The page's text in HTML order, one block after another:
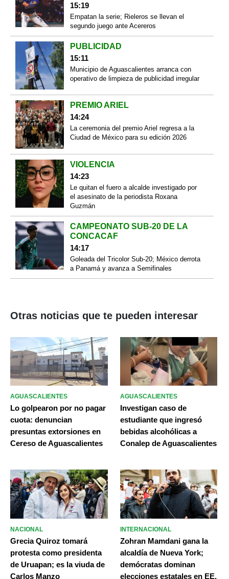
15:19
Empatan la serie; Rieleros se llevan el
segundo juego ante Acereros
PUBLICIDAD
15:11
Municipio de Aguascalientes arranca con
operativo de limpieza de publicidad irregular
PREMIO ARIEL
14:24
La ceremonia del premio Ariel regresa a la
Ciudad de México para su edición 2026
VIOLENCIA
14:23
Le quitan el fuero a alcalde investigado por
el asesinato de la periodista Roxana
Guzmán
CAMPEONATO SUB-20 DE LA
CONCACAF
14:17
Goleada del Tricolor Sub-20; México derrota
a Panamá y avanza a Semifinales
Otras noticias que te pueden interesar
AGUASCALIENTES
Lo golpearon por no pagar
cuota: denuncian
presuntas extorsiones en
Cereso de Aguascalientes
AGUASCALIENTES
Investigan caso de
estudiante que ingresó
bebidas alcohólicas a
Conalep de Aguascalientes
NACIONAL
Grecia Quiroz tomará
protesta como presidenta
de Uruapan; es la viuda de
Carlos Manzo
INTERNACIONAL
Zohran Mamdani gana la
alcaldía de Nueva York;
demócratas dominan
elecciones estatales en EE.